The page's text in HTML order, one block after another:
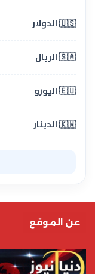
🇺🇸 الدولار
🇸🇦 الريال
🇪🇺 اليورو
🇰🇼 الدينار
عن الموقع